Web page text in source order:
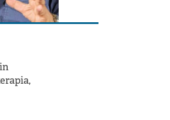
e sostenibilità
Mezzogiorno